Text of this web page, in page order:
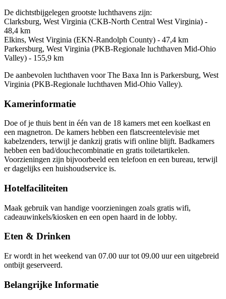
De dichtstbijgelegen grootste luchthavens zijn:
Clarksburg, West Virginia (CKB-North Central West Virginia) -
48,4 km
Elkins, West Virginia (EKN-Randolph County) - 47,4 km
Parkersburg, West Virginia (PKB-Regionale luchthaven Mid-Ohio
Valley) - 155,9 km
De aanbevolen luchthaven voor The Baxa Inn is Parkersburg, West
Virginia (PKB-Regionale luchthaven Mid-Ohio Valley).
Kamerinformatie
Doe of je thuis bent in één van de 18 kamers met een koelkast en
een magnetron. De kamers hebben een flatscreentelevisie met
kabelzenders, terwijl je dankzij gratis wifi online blijft. Badkamers
hebben een bad/douchecombinatie en gratis toiletartikelen.
Voorzieningen zijn bijvoorbeeld een telefoon en een bureau, terwijl
er dagelijks een huishoudservice is.
Hotelfaciliteiten
Maak gebruik van handige voorzieningen zoals gratis wifi,
cadeauwinkels/kiosken en een open haard in de lobby.
Eten & Drinken
Er wordt in het weekend van 07.00 uur tot 09.00 uur een uitgebreid
ontbijt geserveerd.
Belangrijke Informatie